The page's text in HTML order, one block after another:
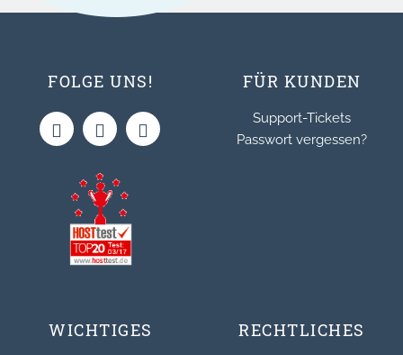
FOLGE UNS! FÜR KUNDEN
Support-Tickets
Passwort vergessen?
WICHTIGES RECHTLICHES